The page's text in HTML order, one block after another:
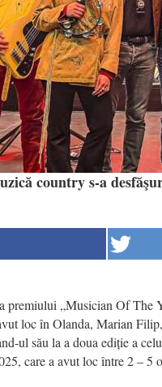
country s-a
premiului „Musician Of The
locîn Olanda, Marian Filip,
ul său la a doua ediţiea
carea avut locîntre 2 – 5 o